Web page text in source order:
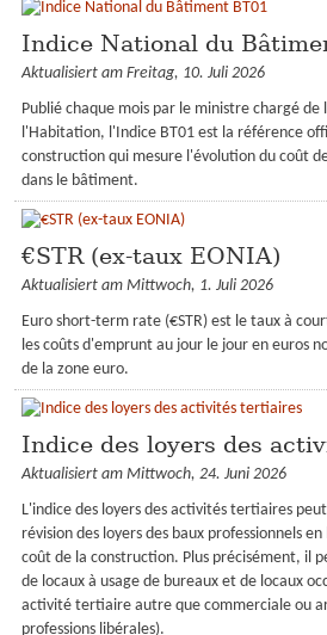
Indice National du
Aktualisiert am Freitag, 10. Juli 2026
Publié chaque mois par le ministre chargé de
l'Habitation, l'Indice BT01 est la référence
construction qui mesure l'évolution du coût
dans le bâtiment.
€STR (ex-taux EONIA)
Aktualisiert am Mittwoch, 1. Juli 2026
Euro short-term rate (€STR) est le taux à
les coûts d'emprunt au jour le jour en euros
de la zone euro.
Indice des loyers des
Aktualisiert am Mittwoch, 24. Juni 2026
L'indice des loyers des activités tertiaires
révision des loyers des baux professionnels
coût de la construction. Plus précisément, il
de locaux à usage de bureaux et de locaux
activité tertiaire autre que commerciale ou
professions libérales).